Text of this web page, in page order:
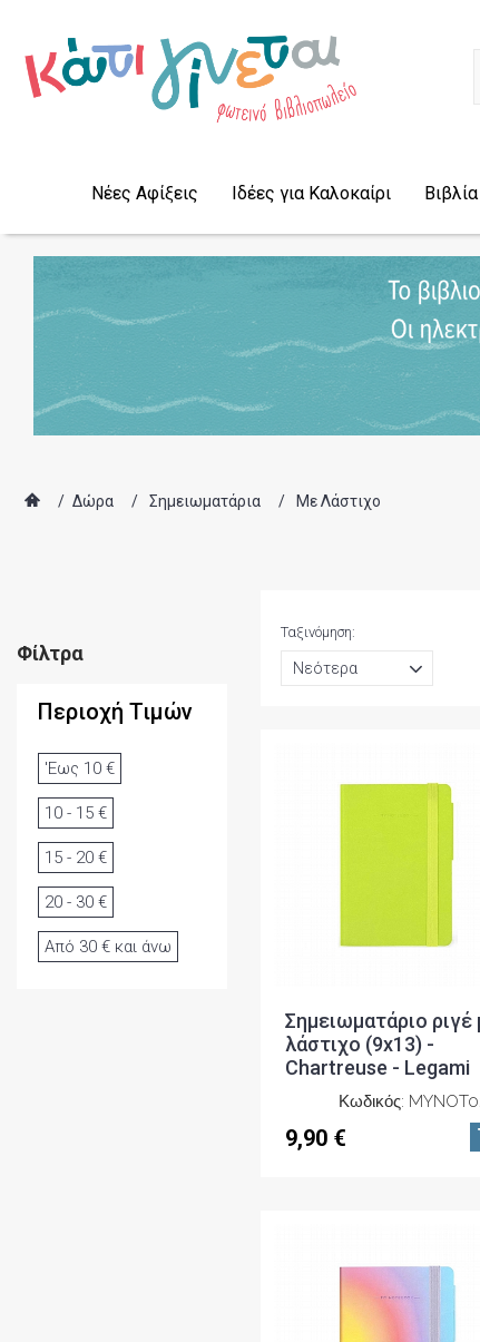
Νέες Αφίξεις Ιδέες για Καλοκαίρι Βιβλία
/ Δώρα / Σημειωματάρια / Με Λάστιχο
Φίλτρα
Περιοχή Τιμών
'Εως 10 €
10 - 15 €
15 - 20 €
20 - 30 €
Από 30 € και άνω
Ταξινόμηση:
Σημειωματάριο ριγέ
λάστιχο (9x13) -
Chartreuse - Legami
Κωδικός:
9,90 €